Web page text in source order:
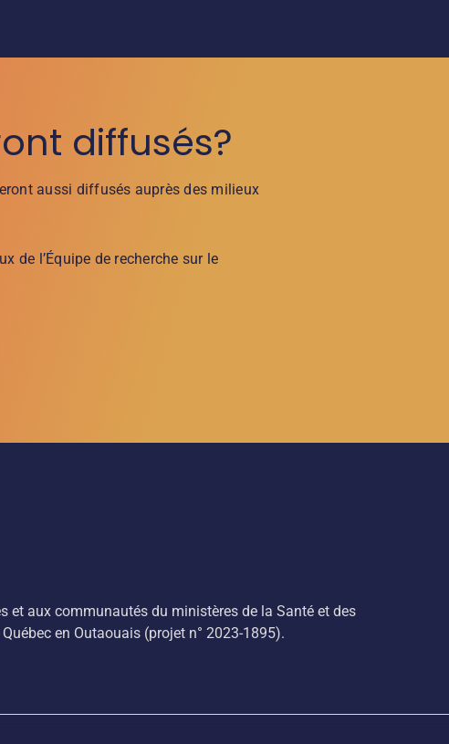
diffusés?
aussi diffusés auprès des milieux
de l’Équipe de recherche sur le
et aux communautés du ministères de la Santé et des
en Outaouais (projet n° 2023-1895).